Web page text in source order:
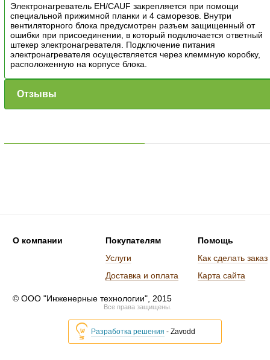
Электронагреватель EH/CAUF закрепляется при помощи
специальной прижимной планки и 4 саморезов. Внутри
вентиляторного блока предусмотрен разъем защищенный от
ошибки при присоединении, в который подключается ответный
штекер электронагревателя. Подключение питания
электронагревателя осуществляется через клеммную коробку,
расположенную на корпусе блока.
Отзывы
О компании
Покупателям
Услуги
Доставка и оплата
Помощь
Как сделать заказ
Карта сайта
© ООО "Инженерные технологии", 2015
Все права защищены.
Разработка решения - Zavodd